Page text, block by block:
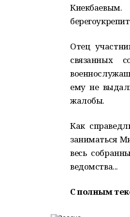
Отец
связанных
ему не
жалобы.
Как
заниматься
весь
ведомства...
С полным